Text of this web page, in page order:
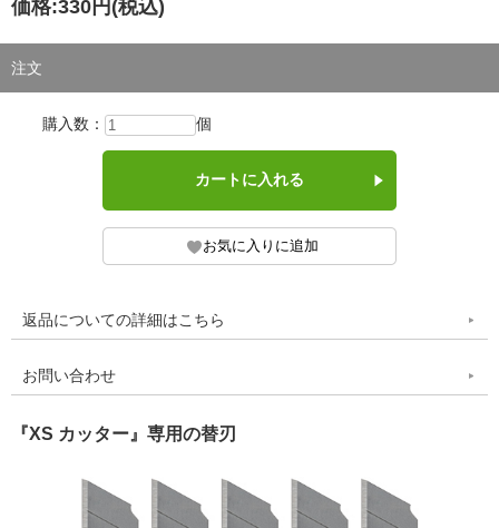
価格:330円 (税込)
注文
購入数： 個
返品についての詳細はこちら
お問い合わせ
『XS カッター』専用の替刃